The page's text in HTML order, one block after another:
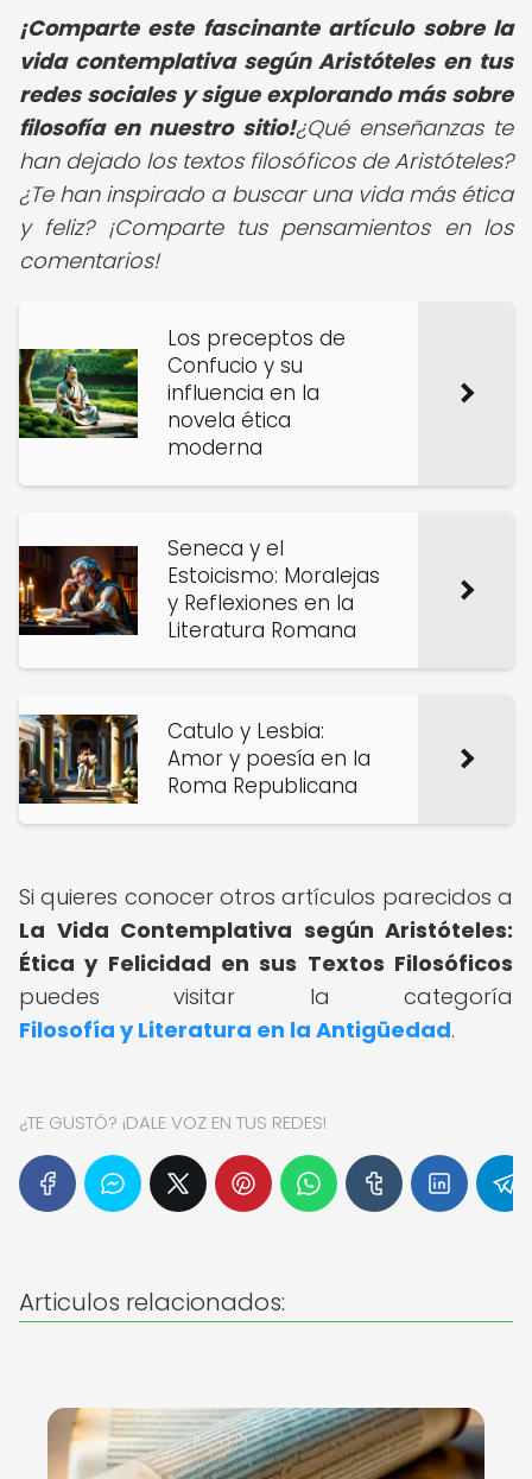
¡Comparte este fascinante artículo sobre la
vida contemplativa según Aristóteles en tus
redes sociales y sigue explorando más sobre
filosofía en nuestro sitio!¿Qué enseñanzas te
han dejado los textos filosóficos de Aristóteles?
¿Te han inspirado a buscar una vida más ética
y feliz? ¡Comparte tus pensamientos en los
comentarios!
Los preceptos de
Confucio y su
influencia en la
novela ética
moderna
Seneca y el
Estoicismo: Moralejas
y Reflexiones en la
Literatura Romana
Catulo y Lesbia:
Amor y poesía en la
Roma Republicana
Si quieres conocer otros artículos parecidos a
La Vida Contemplativa según Aristóteles:
Ética y Felicidad en sus Textos Filosóficos
puedes visitar la categoría
Filosofía y Literatura en la Antigüedad.
¿TE GUSTÓ? ¡DALE VOZ EN TUS REDES!
Articulos relacionados: